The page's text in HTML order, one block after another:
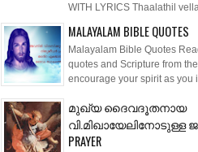
WITH LYRICS Thaalathil
MALAYALAM BIBLE QUOTES
Malayalam Bible Quotes
quotes and Scripture from
encourage your spirit as you
മുഖ്യ ദൈവദൂതനായ
വി.മിഖായേലിനോടുള്ള
PRAYER